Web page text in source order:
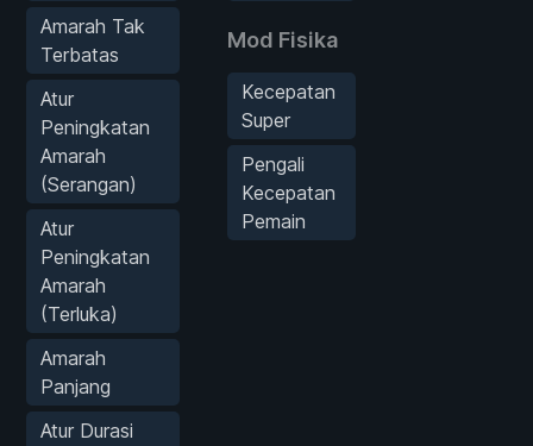
Amarah Tak
Terbatas
Atur
Peningkatan
Amarah
(Serangan)
Atur
Peningkatan
Amarah
(Terluka)
Amarah
Panjang
Atur Durasi
Mod Fisika
Kecepatan
Super
Pengali
Kecepatan
Pemain